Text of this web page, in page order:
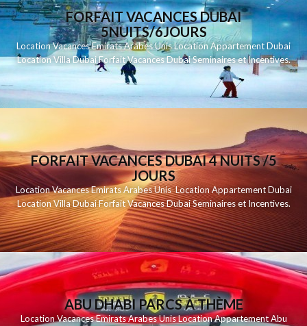
FORFAIT VACANCES DUBAI
5NUITS/6JOURS
Location Vacances Emirats Arabes Unis Location Appartement Dubai
Location Villa Dubai Forfait Vacances Dubai Seminaires et Incentives.
FORFAIT VACANCES DUBAI 4 NUITS /5
JOURS
Location Vacances Emirats Arabes Unis Location Appartement Dubai
Location Villa Dubai Forfait Vacances Dubai Seminaires et Incentives.
ABU DHABI PARCS À THÈME
Location Vacances Emirats Arabes Unis Location Appartement Abu